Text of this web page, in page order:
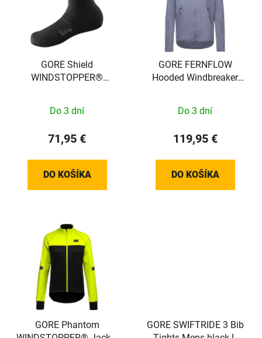
GORE Shield
WINDSTOPPER®
Do 3 dní
71,95 €
DO KOŠÍKA
GORE FERNFLOW
Hooded Windbreaker
Do 3 dní
119,95 €
DO KOŠÍKA
GORE Phantom
GORE SWIFTRIDE 3 Bib